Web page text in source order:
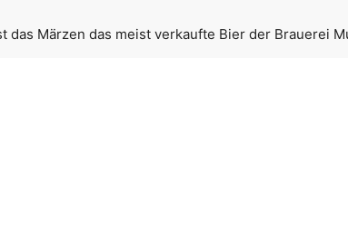
das Märzen das meist verkaufte Bier der Brauerei